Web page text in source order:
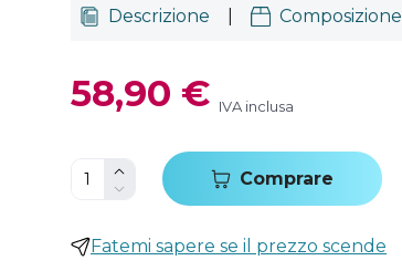
Descrizione Composizione
58,90 € IVA inclusa
Comprare
Fatemi sapere se il prezzo scende